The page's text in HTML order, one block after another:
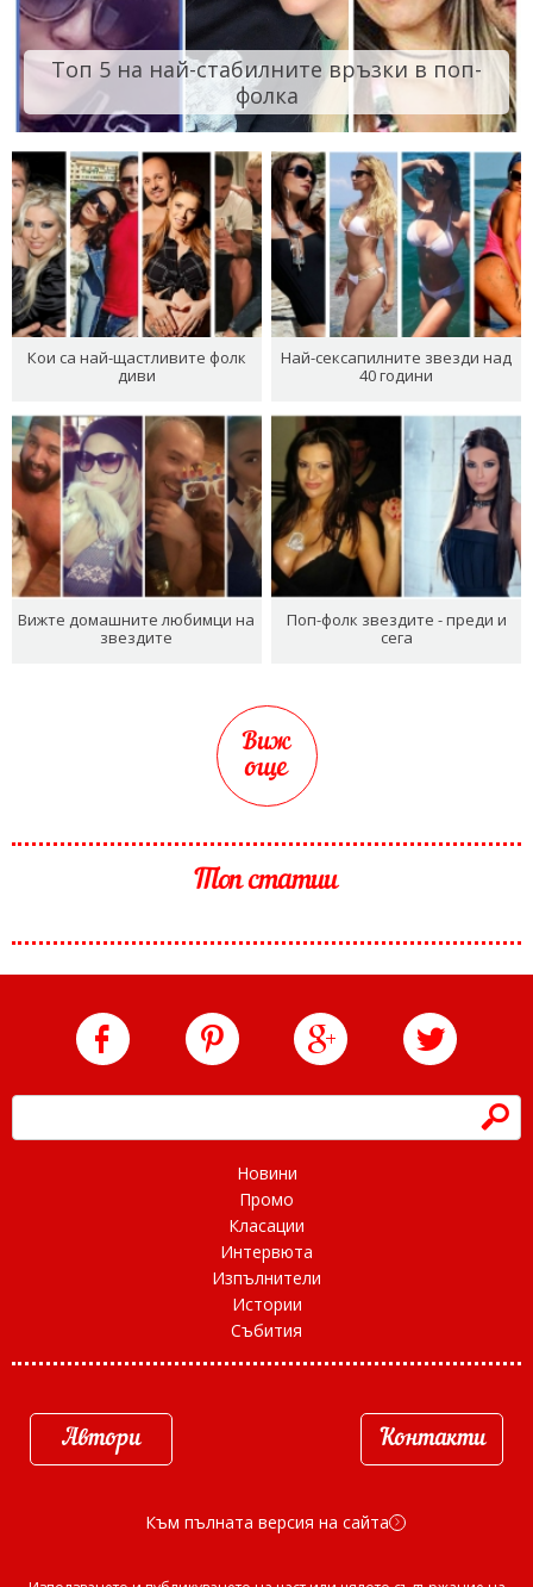
Топ 5 на най-стабилните връзки в поп-
фолка
Кои са най-щастливите фолк
диви
Най-сексапилните звезди над
40 години
Вижте домашните любимци на
звездите
Поп-фолк звездите - преди и
сега
Виж
още
Топ статии
h
Новини
Промо
Класации
Интервюта
Изпълнители
Истории
Събития
Автори Контакти
Към пълната версия на сайта d